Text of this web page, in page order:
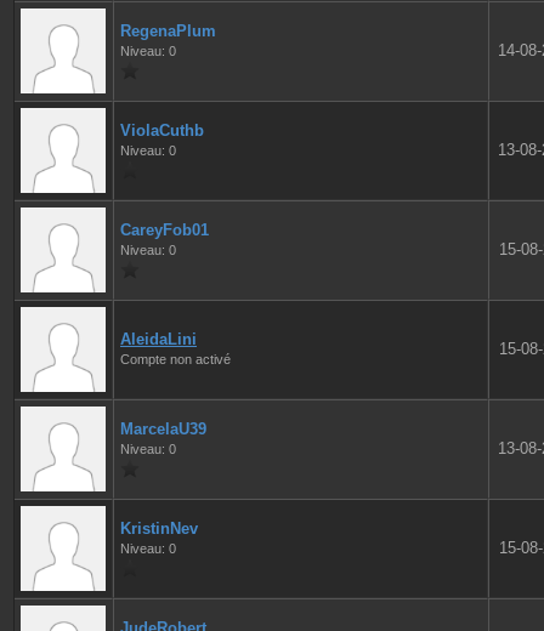
RegenaPlum
Niveau: 0 14-
ViolaCuthb
Niveau: 0 13-
CareyFob01
Niveau: 0 15-
AleidaLini
Compte non activé
15-
MarcelaU39
Niveau: 0 13-
KristinNev
Niveau: 0 15-